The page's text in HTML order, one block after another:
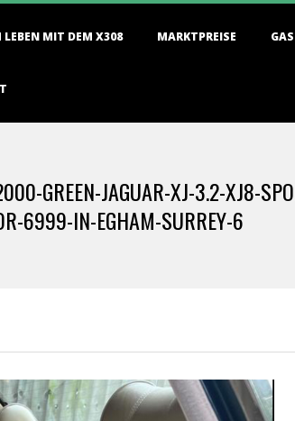
LEBEN MIT DEM X308 MARKTPREISE
GREEN-JAGUAR-XJ-3.2-XJ8-
6999-IN-EGHAM-SURREY-6